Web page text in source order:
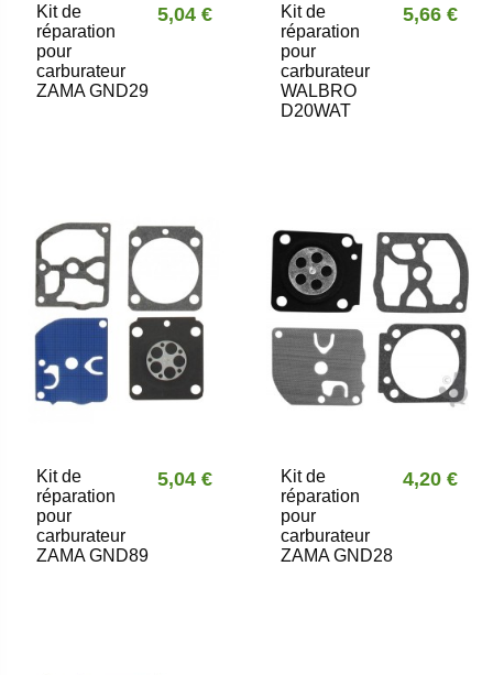
Kit de
réparation
pour
carburateur
ZAMA GND29
5,04 €
Kit de
réparation
pour
carburateur
WALBRO
D20WAT
5,66 €
Kit de
réparation
pour
carburateur
ZAMA GND89
5,04 €
Kit de
réparation
pour
carburateur
ZAMA GND28
4,20 €